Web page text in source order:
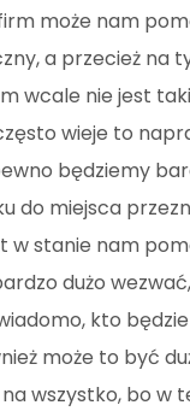
może nam
a przecież na
wcale nie jest
wieje to
będziemy
do miejsca
w stanie nam
dużo
kto
może to być
wszystko, bo w